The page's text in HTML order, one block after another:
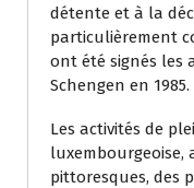
détente et à la
particulièrement
ont été signés les
Schengen en 1985.
Les activités de
luxembourgeoise,
pittoresques, des